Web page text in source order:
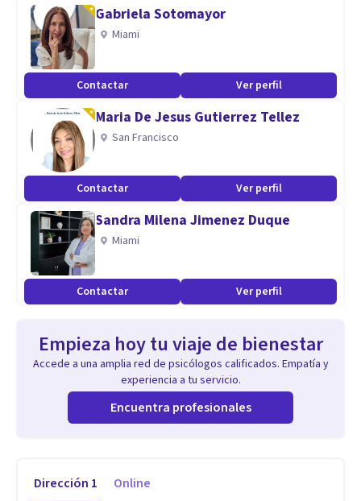
Gabriela Sotomayor
Miami
Contactar Ver perfil
Maria De Jesus Gutierrez Tellez
San Francisco
Contactar Ver perfil
Sandra Milena Jimenez Duque
Miami
Contactar Ver perfil
Empieza hoy tu viaje de bienestar
Accede a una amplia red de psicólogos calificados. Empatía y
experiencia a tu servicio.
Encuentra profesionales
Dirección 1 Online